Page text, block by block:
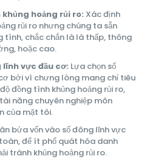
hoảng rủi ro: Xác định
rủi ro nhưng chúng ta sẵn
tình, chắc chắn là là thấp, thông
hoặc cao.
lĩnh vực đầu cơ: Lựa chọn số
bởi vì chưng lòng mang chỉ tiêu
đồng tình khủng hoảng rủi ro,
năng chuyên nghiệp môn
của mặt tôi.
bửa vốn vào số đông lĩnh vực
để ít phổ quát hóa danh
tránh khủng hoảng rủi ro.